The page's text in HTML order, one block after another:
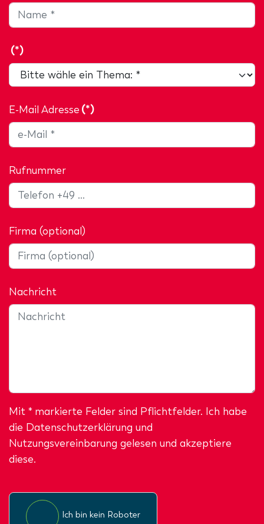
(*)
E-Mail Adresse (*)
Rufnummer
Firma (optional)
Nachricht
Mit * markierte Felder sind Pflichtfelder. Ich habe
die Datenschutzerklärung und
Nutzungsvereinbarung gelesen und akzeptiere
diese.
Ich bin kein Roboter